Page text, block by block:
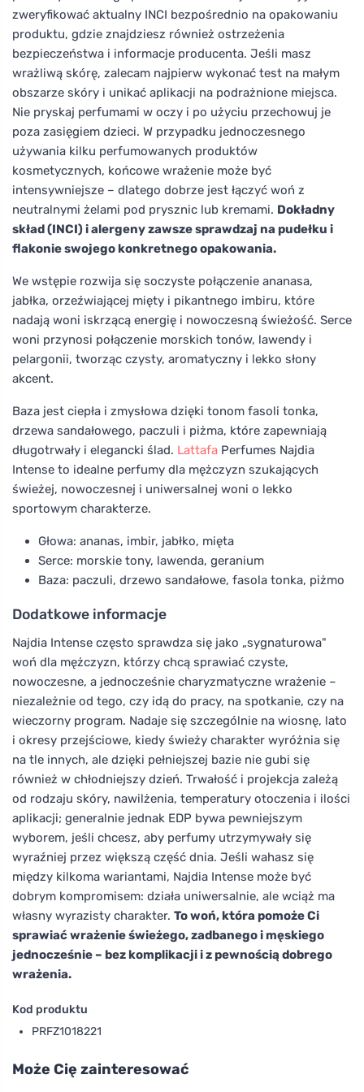
zweryfikować aktualny INCI bezpośrednio na opakowaniu
produktu, gdzie znajdziesz również ostrzeżenia
bezpieczeństwa i informacje producenta. Jeśli masz
wrażliwą skórę, zalecam najpierw wykonać test na małym
obszarze skóry i unikać aplikacji na podrażnione miejsca.
Nie pryskaj perfumami w oczy i po użyciu przechowuj je
poza zasięgiem dzieci. W przypadku jednoczesnego
używania kilku perfumowanych produktów
kosmetycznych, końcowe wrażenie może być
intensywniejsze – dlatego dobrze jest łączyć woń z
neutralnymi żelami pod prysznic lub kremami. Dokładny
skład (INCI) i alergeny zawsze sprawdzaj na pudełku i
flakonie swojego konkretnego opakowania.
We wstępie rozwija się soczyste połączenie ananasa,
jabłka, orzeźwiającej mięty i pikantnego imbiru, które
nadają woni iskrzącą energię i nowoczesną świeżość. Serce
woni przynosi połączenie morskich tonów, lawendy i
pelargonii, tworząc czysty, aromatyczny i lekko słony
akcent.
Baza jest ciepła i zmysłowa dzięki tonom fasoli tonka,
drzewa sandałowego, paczuli i piżma, które zapewniają
długotrwały i elegancki ślad. Lattafa Perfumes Najdia
Intense to idealne perfumy dla mężczyzn szukających
świeżej, nowoczesnej i uniwersalnej woni o lekko
sportowym charakterze.
Głowa: ananas, imbir, jabłko, mięta
Serce: morskie tony, lawenda, geranium
Baza: paczuli, drzewo sandałowe, fasola tonka, piżmo
Dodatkowe informacje
Najdia Intense często sprawdza się jako „sygnaturowa"
woń dla mężczyzn, którzy chcą sprawiać czyste,
nowoczesne, a jednocześnie charyzmatyczne wrażenie –
niezależnie od tego, czy idą do pracy, na spotkanie, czy na
wieczorny program. Nadaje się szczególnie na wiosnę, lato
i okresy przejściowe, kiedy świeży charakter wyróżnia się
na tle innych, ale dzięki pełniejszej bazie nie gubi się
również w chłodniejszy dzień. Trwałość i projekcja zależą
od rodzaju skóry, nawilżenia, temperatury otoczenia i ilości
aplikacji; generalnie jednak EDP bywa pewniejszym
wyborem, jeśli chcesz, aby perfumy utrzymywały się
wyraźniej przez większą część dnia. Jeśli wahasz się
między kilkoma wariantami, Najdia Intense może być
dobrym kompromisem: działa uniwersalnie, ale wciąż ma
własny wyrazisty charakter. To woń, która pomoże Ci
sprawiać wrażenie świeżego, zadbanego i męskiego
jednocześnie – bez komplikacji i z pewnością dobrego
wrażenia.
Kod produktu
PRFZ1018221
Może Cię zainteresować